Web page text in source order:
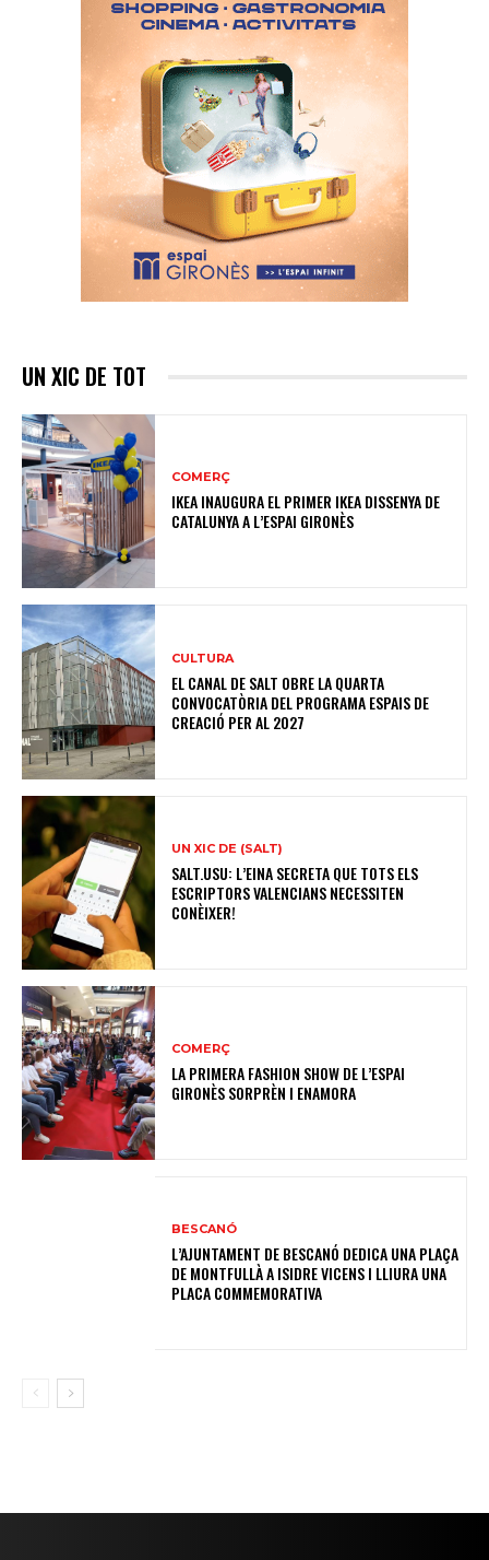
UN XIC DE TOT
COMERÇ
IKEA INAUGURA EL PRIMER IKEA DISSENYA DE
CATALUNYA A L’ESPAI GIRONÈS
CULTURA
EL CANAL DE SALT OBRE LA QUARTA
CONVOCATÒRIA DEL PROGRAMA ESPAIS DE
CREACIÓ PER AL 2027
UN XIC DE (SALT)
SALT.USU: L’EINA SECRETA QUE TOTS ELS
ESCRIPTORS VALENCIANS NECESSITEN
CONÈIXER!
COMERÇ
LA PRIMERA FASHION SHOW DE L’ESPAI
GIRONÈS SORPRÈN I ENAMORA
BESCANÓ
L’AJUNTAMENT DE BESCANÓ DEDICA UNA PLAÇA
DE MONTFULLÀ A ISIDRE VICENS I LLIURA UNA
PLACA COMMEMORATIVA